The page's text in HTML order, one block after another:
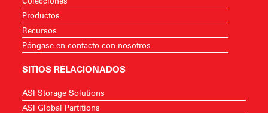
Productos
Recursos
Póngase en contacto con nosotros
SITIOS RELACIONADOS
ASI Storage Solutions
ASI Global Partitions